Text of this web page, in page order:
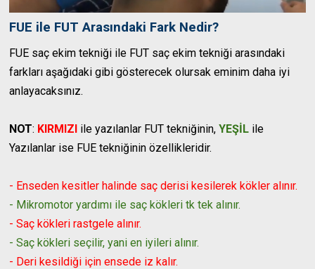
FUE ile FUT Arasındaki Fark Nedir?
FUE saç ekim tekniği ile FUT saç ekim tekniği arasındaki
farkları aşağıdaki gibi gösterecek olursak eminim daha iyi
anlayacaksınız.
NOT: KIRMIZI ile yazılanlar FUT tekniğinin,YEŞİL ile
Yazılanlar ise FUE tekniğinin özellikleridir.
- Enseden kesitler halinde saç derisi kesilerek kökleralınır.
- Mikromotor yardımı ile saç kökleri tk tek alınır.
- Saç kökleri rastgele alınır.
- Saç kökleri seçilir, yani en iyileri alınır.
- Deri kesildiği için ensede iz kalır.